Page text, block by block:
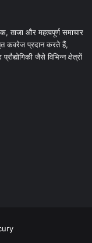
ताजा और महत्वपूर्ण समाचार
कवरेज प्रदान करते हैं,
जैसे विभिन्न क्षेत्रों